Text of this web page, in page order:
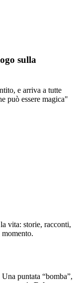
sulla
e arriva a tutte
può essere magica"
vita: storie, racconti,
Una puntata “bomba”,